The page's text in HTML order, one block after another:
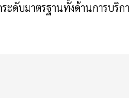
ะดับมาตรฐานทั้งด้านการบริก